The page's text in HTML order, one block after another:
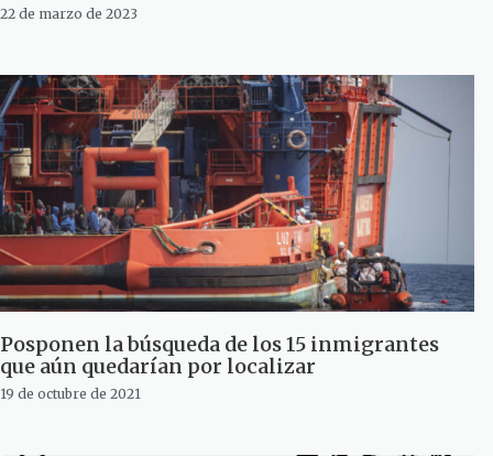
22 de marzo de 2023
Posponen la búsqueda de los 15 inmigrantes
que aún quedarían por localizar
19 de octubre de 2021